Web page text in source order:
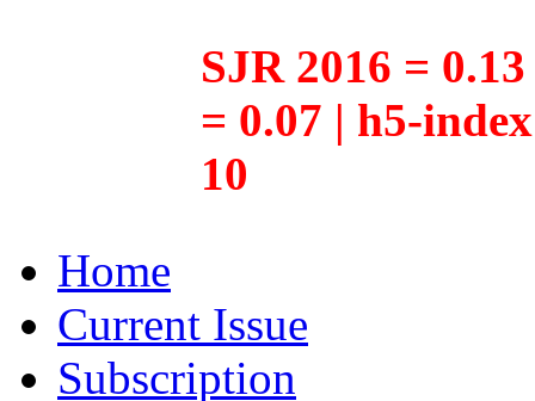
SJR 2016 =
= 0.07 | h5-
10
Home
Current Issue
Subscription